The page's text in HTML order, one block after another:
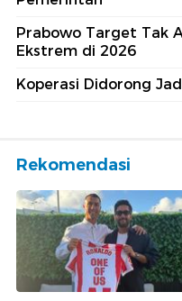
Prabowo Target Tak
Ekstrem di 2026
Koperasi Didorong
Rekomendasi